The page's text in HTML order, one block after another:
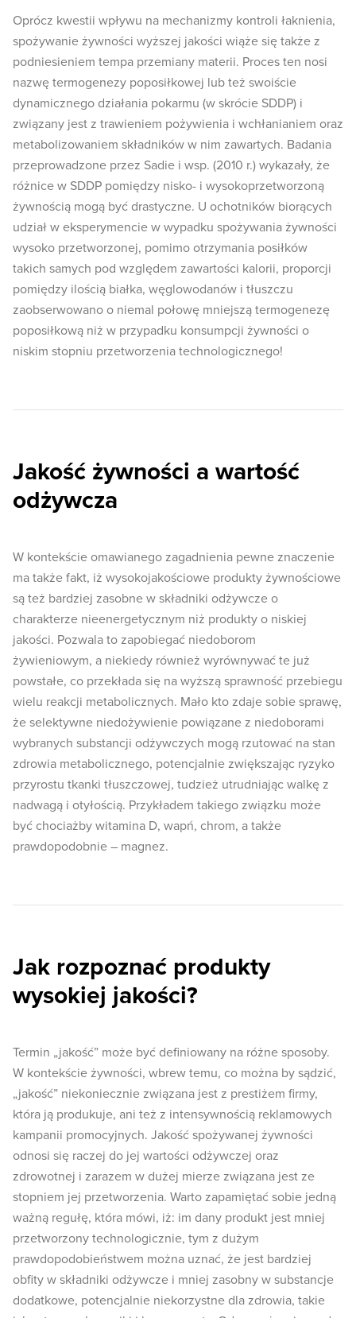
Oprócz kwestii wpływu na mechanizmy kontroli łaknienia,
spożywanie żywności wyższej jakości wiąże się także z
podniesieniem tempa przemiany materii. Proces ten nosi
nazwę termogenezy poposiłkowej lub też swoiście
dynamicznego działania pokarmu (w skrócie SDDP) i
związany jest z trawieniem pożywienia i wchłanianiem oraz
metabolizowaniem składników w nim zawartych. Badania
przeprowadzone przez Sadie i wsp. (2010 r.) wykazały, że
różnice w SDDP pomiędzy nisko- i wysokoprzetworzoną
żywnością mogą być drastyczne. U ochotników biorących
udział w eksperymencie w wypadku spożywania żywności
wysoko przetworzonej, pomimo otrzymania posiłków
takich samych pod względem zawartości kalorii, proporcji
pomiędzy ilością białka, węglowodanów i tłuszczu
zaobserwowano o niemal połowę mniejszą termogenezę
poposiłkową niż w przypadku konsumpcji żywności o
niskim stopniu przetworzenia technologicznego!
Jakość żywności a wartość
odżywcza
W kontekście omawianego zagadnienia pewne znaczenie
ma także fakt, iż wysokojakościowe produkty żywnościowe
są też bardziej zasobne w składniki odżywcze o
charakterze nieenergetycznym niż produkty o niskiej
jakości. Pozwala to zapobiegać niedoborom
żywieniowym, a niekiedy również wyrównywać te już
powstałe, co przekłada się na wyższą sprawność przebiegu
wielu reakcji metabolicznych. Mało kto zdaje sobie sprawę,
że selektywne niedożywienie powiązane z niedoborami
wybranych substancji odżywczych mogą rzutować na stan
zdrowia metabolicznego, potencjalnie zwiększając ryzyko
przyrostu tkanki tłuszczowej, tudzież utrudniając walkę z
nadwagą i otyłością. Przykładem takiego związku może
być chociażby witamina D, wapń, chrom, a także
prawdopodobnie – magnez.
Jak rozpoznać produkty
wysokiej jakości?
Termin „jakość” może być definiowany na różne sposoby.
W kontekście żywności, wbrew temu, co można by sądzić,
„jakość” niekoniecznie związana jest z prestiżem firmy,
która ją produkuje, ani też z intensywnością reklamowych
kampanii promocyjnych. Jakość spożywanej żywności
odnosi się raczej do jej wartości odżywczej oraz
zdrowotnej i zarazem w dużej mierze związana jest ze
stopniem jej przetworzenia. Warto zapamiętać sobie jedną
ważną regułę, która mówi, iż: im dany produkt jest mniej
przetworzony technologicznie, tym z dużym
prawdopodobieństwem można uznać, że jest bardziej
obfity w składniki odżywcze i mniej zasobny w substancje
dodatkowe, potencjalnie niekorzystne dla zdrowia, takie